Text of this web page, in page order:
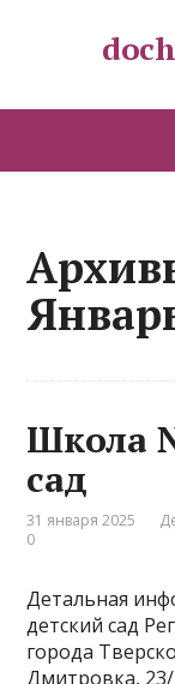
Школа
сад
31 января 2025
0
Детальная
детский сад
города
Дмитровка,